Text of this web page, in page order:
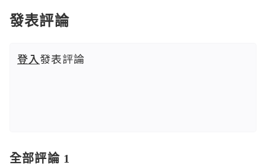
發表評論
登入發表評論
全部評論 1